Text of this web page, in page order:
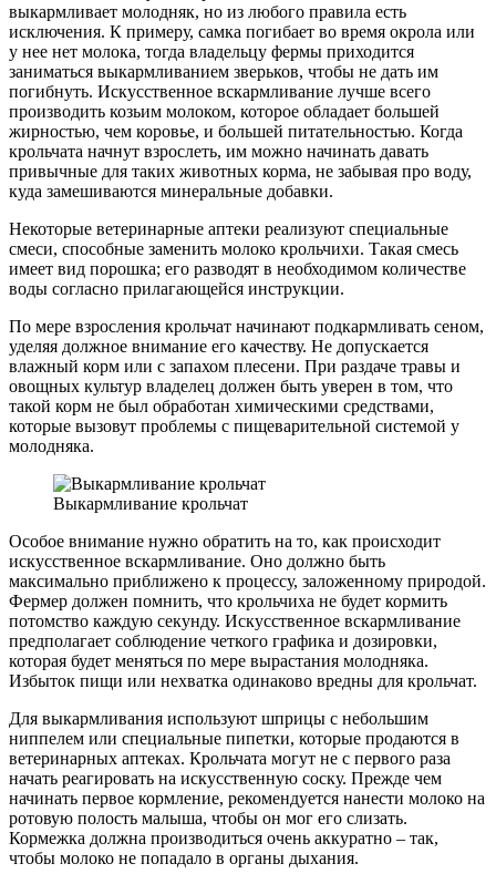
выкармливает молодняк, но из любого правила есть
исключения. К примеру, самка погибает во время окрола или
у нее нет молока, тогда владельцу фермы приходится
заниматься выкармливанием зверьков, чтобы не дать им
погибнуть. Искусственное вскармливание лучше всего
производить козьим молоком, которое обладает большей
жирностью, чем коровье, и большей питательностью. Когда
крольчата начнут взрослеть, им можно начинать давать
привычные для таких животных корма, не забывая про воду,
куда замешиваются минеральные добавки.
Некоторые ветеринарные аптеки реализуют специальные
смеси, способные заменить молоко крольчихи. Такая смесь
имеет вид порошка; его разводят в необходимом количестве
воды согласно прилагающейся инструкции.
По мере взросления крольчат начинают подкармливать сеном,
уделяя должное внимание его качеству. Не допускается
влажный корм или с запахом плесени. При раздаче травы и
овощных культур владелец должен быть уверен в том, что
такой корм не был обработан химическими средствами,
которые вызовут проблемы с пищеварительной системой у
молодняка.
Выкармливание крольчат
Особое внимание нужно обратить на то, как происходит
искусственное вскармливание. Оно должно быть
максимально приближено к процессу, заложенному природой.
Фермер должен помнить, что крольчиха не будет кормить
потомство каждую секунду. Искусственное вскармливание
предполагает соблюдение четкого графика и дозировки,
которая будет меняться по мере вырастания молодняка.
Избыток пищи или нехватка одинаково вредны для крольчат.
Для выкармливания используют шприцы с небольшим
ниппелем или специальные пипетки, которые продаются в
ветеринарных аптеках. Крольчата могут не с первого раза
начать реагировать на искусственную соску. Прежде чем
начинать первое кормление, рекомендуется нанести молоко на
ротовую полость малыша, чтобы он мог его слизать.
Кормежка должна производиться очень аккуратно – так,
чтобы молоко не попадало в органы дыхания.